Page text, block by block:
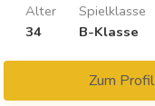
Spielklasse
B-Klasse
Alter
34
Zum Profil